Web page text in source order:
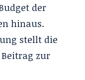
der
hinaus.
stellt die
zur